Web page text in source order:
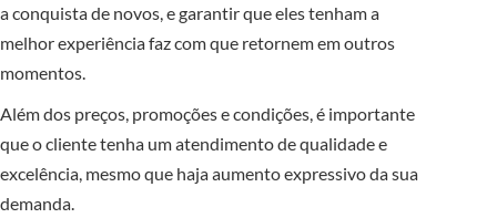
a conquista de novos, e garantir que eles tenham a
melhor experiência faz com que retornem em outros
momentos.
Além dos preços, promoções e condições, é importante
que o cliente tenha um atendimento de qualidade e
excelência, mesmo que haja aumento expressivo da sua
demanda.